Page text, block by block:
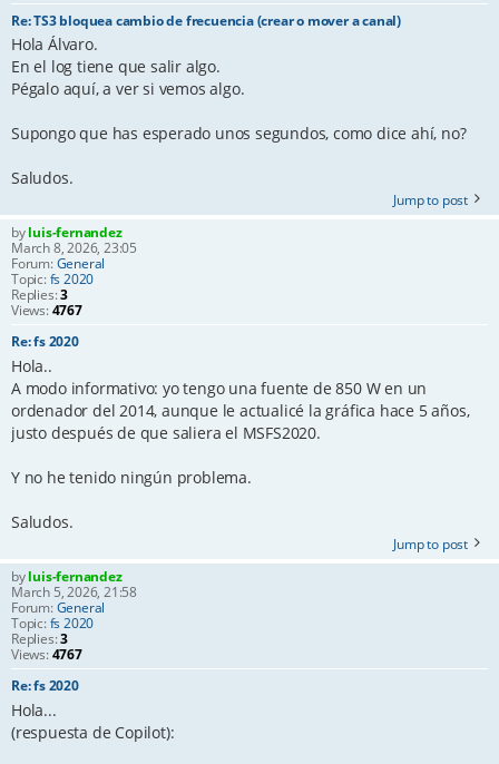
Re: TS3 bloquea cambio de frecuencia (crear o mover a canal)
Hola Álvaro.
En el log tiene que salir algo.
Pégalo aquí, a ver si vemos algo.
Supongo que has esperado unos segundos, como dice ahí, no?
Saludos.
Jump to post
byluis-fernandez
March 8, 2026, 23:05
Forum:General
Topic:fs 2020
Replies:3
Views:4767
Re: fs 2020
Hola..
A modo informativo: yo tengo una fuente de 850 W en un
ordenador del 2014, aunque le actualicé la gráfica hace 5 años,
justo después de que saliera el MSFS2020.
Y no he tenido ningún problema.
Saludos.
Jump to post
byluis-fernandez
March 5, 2026, 21:58
Forum:General
Topic:fs 2020
Replies:3
Views:4767
Re: fs 2020
Hola...
(respuesta de Copilot):